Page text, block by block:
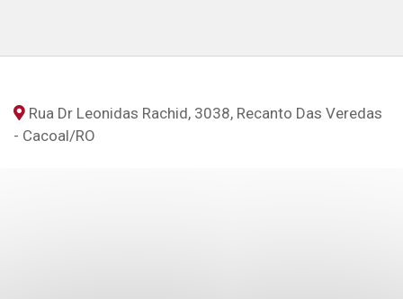
Rua Dr Leonidas Rachid, 3038, Recanto Das Veredas
- Cacoal/RO